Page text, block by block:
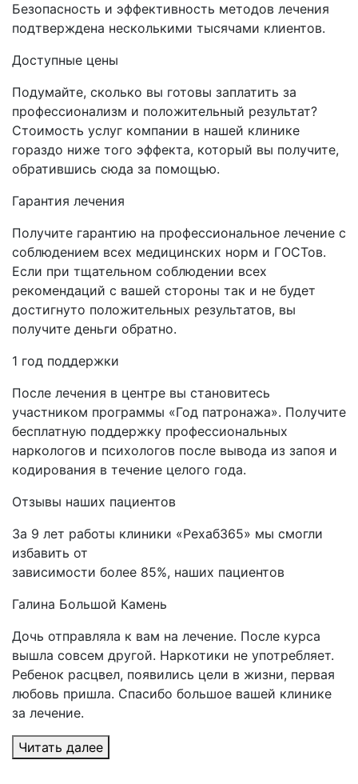
Безопасность и эффективность методов лечения
подтверждена несколькими тысячами клиентов.
Доступные цены
Подумайте, сколько вы готовы заплатить за
профессионализм и положительный результат?
Стоимость услуг компании в нашей клинике
гораздо ниже того эффекта, который вы получите,
обратившись сюда за помощью.
Гарантия лечения
Получите гарантию на профессиональное лечение с
соблюдением всех медицинских норм и ГОСТов.
Если при тщательном соблюдении всех
рекомендаций с вашей стороны так и не будет
достигнуто положительных результатов, вы
получите деньги обратно.
1 год поддержки
После лечения в центре вы становитесь
участником программы «Год патронажа». Получите
бесплатную поддержку профессиональных
наркологов и психологов после вывода из запоя и
кодирования в течение целого года.
Отзывы наших пациентов
За 9 лет работы клиники «Рехаб365» мы смогли
избавить от
зависимости более 85%, наших пациентов
Галина Большой Камень
Дочь отправляла к вам на лечение. После курса
вышла совсем другой. Наркотики не употребляет.
Ребенок расцвел, появились цели в жизни, первая
любовь пришла. Спасибо большое вашей клинике
за лечение.
Читать далее